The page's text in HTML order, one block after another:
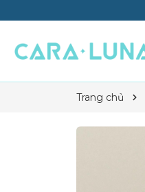
Trang chủ